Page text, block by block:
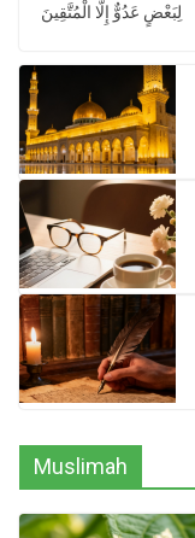
لِبَعْضٍ عَدُوٌّ إِلَّا الْمُتَّقِينَ
Muslimah